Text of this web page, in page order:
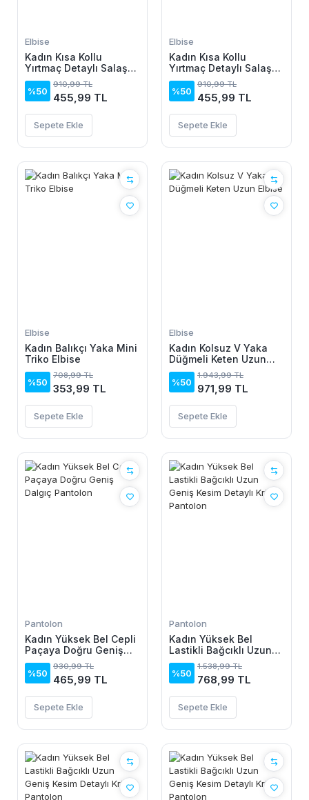
Elbise
Kadın Kısa Kollu
Yırtmaç Detaylı Salaş
Viskon Elbise
%50
910,99 TL
455,99 TL
Sepete Ekle
Elbise
Kadın Kısa Kollu
Yırtmaç Detaylı Salaş
Viskon Elbise
%50
910,99 TL
455,99 TL
Sepete Ekle
Elbise
Kadın Balıkçı Yaka Mini
Triko Elbise
%50
708,99 TL
353,99 TL
Sepete Ekle
Elbise
Kadın Kolsuz V Yaka
Düğmeli Keten Uzun
Elbise
%50
1.943,99 TL
971,99 TL
Sepete Ekle
Pantolon
Kadın Yüksek Bel Cepli
Paçaya Doğru Geniş
Dalgıç Pantolon
%50
930,99 TL
465,99 TL
Sepete Ekle
Pantolon
Kadın Yüksek Bel
Lastikli Bağcıklı Uzun
Geniş Kesim Detaylı
Krinkıl Pantolon
%50
1.538,99 TL
768,99 TL
Sepete Ekle